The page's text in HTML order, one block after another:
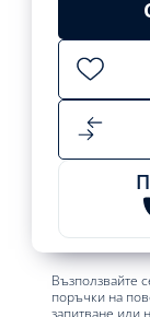
Възползвайте
поръчки на
запитване или